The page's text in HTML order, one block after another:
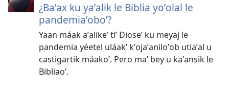
¿Baʼax ku yaʼalik le Biblia yoʼolal le
pandemiaʼoboʼ?
Yaan máak aʼalikeʼ tiʼ Dioseʼ ku meyaj le
pandemia yéetel uláakʼ kʼojaʼaniloʼob utiaʼal u
castigartik máakoʼ. Pero maʼ bey u kaʼansik le
Bibliaoʼ.